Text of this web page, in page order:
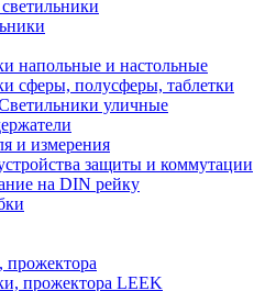
напольные и настольные
сферы, полусферы, таблетки
уличные
и измерения
защиты и коммутации
на DIN рейку
прожектора
прожектора LEEK